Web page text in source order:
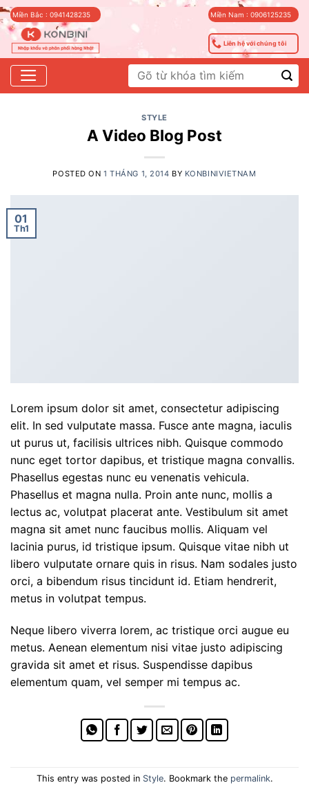
Skip
to
content
Miền Bắc : 0941428235 Miền Nam : 0906125235
Liên hệ với chúng tôi
Tìm
kiếm:
STYLE
A Video Blog Post
POSTED ON1 THÁNG 1, 2014 BY KONBINIVIETNAM
01
Th1
Lorem ipsum dolor sit amet, consectetur adipiscing
elit. In sed vulputate massa. Fusce ante magna, iaculis
ut purus ut, facilisis ultrices nibh. Quisque commodo
nunc eget tortor dapibus, et tristique magna convallis.
Phasellus egestas nunc eu venenatis vehicula.
Phasellus et magna nulla. Proin ante nunc, mollis a
lectus ac, volutpat placerat ante. Vestibulum sit amet
magna sit amet nunc faucibus mollis. Aliquam vel
lacinia purus, id tristique ipsum. Quisque vitae nibh ut
libero vulputate ornare quis in risus. Nam sodales justo
orci, a bibendum risus tincidunt id. Etiam hendrerit,
metus in volutpat tempus.
Neque libero viverra lorem, ac tristique orci augue eu
metus. Aenean elementum nisi vitae justo adipiscing
gravida sit amet et risus. Suspendisse dapibus
elementum quam, vel semper mi tempus ac.
This entry was posted in Style. Bookmark the permalink.